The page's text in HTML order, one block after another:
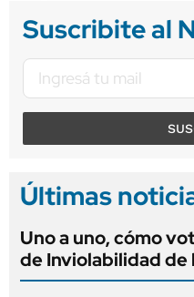
Suscribite al
Últimas
Uno a uno, cómo
de Inviolabilidad